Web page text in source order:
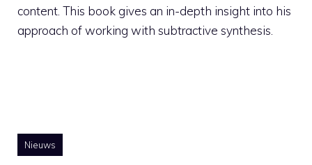
content. This book gives an in-depth insight into his
approach of working with subtractive synthesis.
Nieuws